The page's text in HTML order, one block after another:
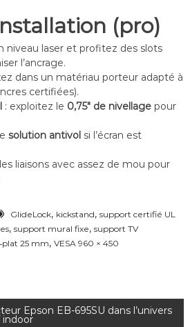
(pro)
niveau laser et profitez des slots
l’ancrage.
dans un matériau porteur adapté à
certifiées).
: exploitez le 0,75″ de nivellagepour
solution antivolsi l’écran est
liaisons avec assez de mou pour
GlideLock, kickstand, support certifié UL
, support mural fixe, support TV
25 mm, VESA 960 × 450
Epson EB-695SU dans l’univers
indoor